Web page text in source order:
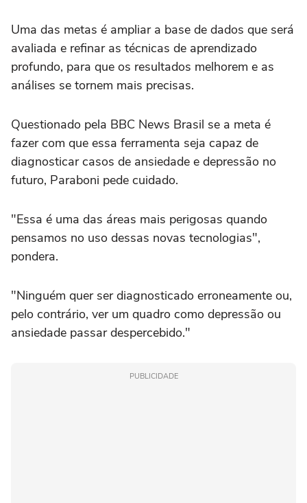
Uma das metas é ampliar a base de dados que será
avaliada e refinar as técnicas de aprendizado
profundo, para que os resultados melhorem e as
análises se tornem mais precisas.
Questionado pela BBC News Brasil se a meta é
fazer com que essa ferramenta seja capaz de
diagnosticar casos de ansiedade e depressão no
futuro, Paraboni pede cuidado.
"Essa é uma das áreas mais perigosas quando
pensamos no uso dessas novas tecnologias",
pondera.
"Ninguém quer ser diagnosticado erroneamente ou,
pelo contrário, ver um quadro como depressão ou
ansiedade passar despercebido."
PUBLICIDADE